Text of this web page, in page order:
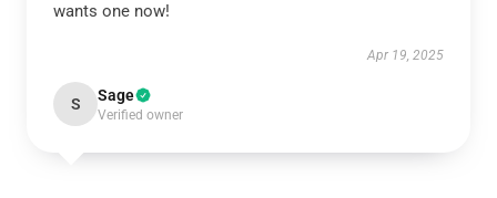
wants one now!
Apr 19, 2025
S Sage
Verified owner